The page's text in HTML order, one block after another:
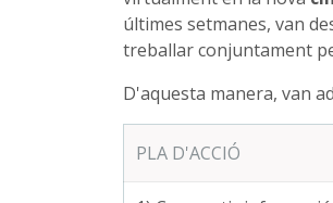
últimes setmanes, van
treballar conjuntament
D'aquesta manera, van
PLA D'ACCIÓ